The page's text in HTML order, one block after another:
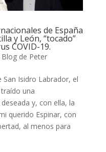
de España
y León, “tocado”
COVID-19.
Blog de Peter
Isidro Labrador, el
una
y, con ella, la
querido Espinar, con
al menos para